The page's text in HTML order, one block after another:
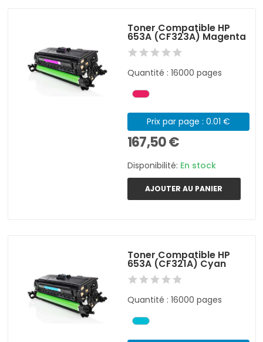
Toner Compatible HP
653A (CF323A) Magenta
Quantité : 16000 pages
Prix par page : 0.01 €
167,50 €
Disponibilité: En stock
AJOUTER AU PANIER
Toner Compatible HP
653A (CF321A) Cyan
Quantité : 16000 pages